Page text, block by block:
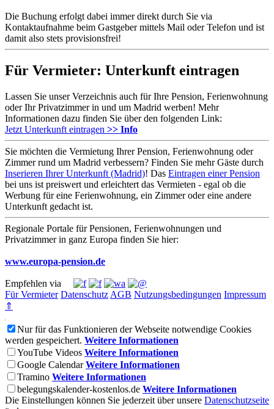
Die Buchung erfolgt dabei immer direkt durch Sie via
Kontaktaufnahme beim Gastgeber mittels Mail oder Telefon und ist
damit also stets provisionsfrei!
Für Vermieter: Unterkunft eintragen
Lassen Sie unser Verzeichnis auch für Ihre Pension, Ferienwohnung
oder Ihr Privatzimmer in und um Madrid werben! Mehr
Informationen dazu finden Sie über den folgenden Link:
Jetzt Unterkunft eintragen >> Info
Sie möchten die Vermietung Ihrer Pension, Ferienwohnung oder
Zimmer rund um Madrid verbessern? Finden Sie mehr Gäste durch
Inserieren Ihrer Unterkunft (Madrid)! Das Eintragen einer Pension
bei uns ist preiswert und erleichtert das Vermieten - egal ob die
Werbung für eine Ferienwohnung, ein Zimmer oder eine andere
Unterkunft gedacht ist.
Regionale Portale für Pensionen, Ferienwohnungen und
Privatzimmer in ganz Europa finden Sie hier:
www.europa-pension.de
Empfehlen via
Für Vermieter Datenschutz AGB Nutzungsbedingungen Impressum
⇑
Nur für das Funktionieren der Webseite notwendige Cookies
werden gespeichert. Weitere Informationen
YouTube Videos Weitere Informationen
Google Calendar Weitere Informationen
Tramino Weitere Informationen
belegungskalender-kostenlos.de Weitere Informationen
Die Einstellungen können Sie jederzeit über unsere Datenschutzseite